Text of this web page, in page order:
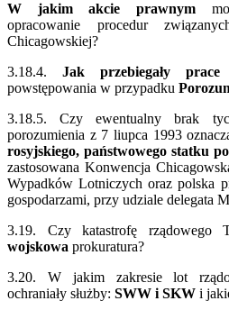
W jakim akcie prawnym
opracowanie procedur
Chicagowskiej?
3.18.4. Jak przebiegały prace
powstępowania w przypadku
3.18.5. Czy ewentualny brak
porozumienia z 7 liupca 1993
rosyjskiego, państwowego statku
zastosowana Konwencja
Wypadków Lotniczych oraz polska
gospodarzami, przy udziale delegata
3.19. Czy katastrofę rządowego
wojskowa prokuratura?
3.20. W jakim zakresie lot
ochraniały służby: SWW i SKW i